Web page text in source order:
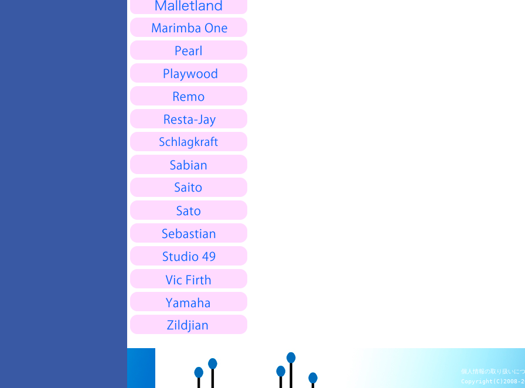
個人情報の取り扱いに